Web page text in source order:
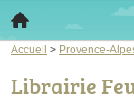
Accueil > Provence-
Librairie